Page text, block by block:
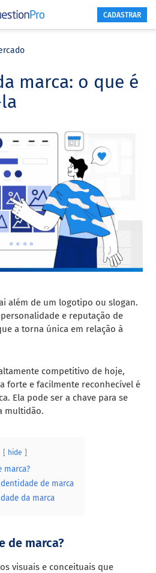
CADASTRAR
marca: o que é
além de um logotipo ou slogan.
e reputação de
a torna única em relação à
competitivo de hoje,
forte e facilmente reconhecível é
Ela pode ser a chave para se
multidão.
hide
marca?
de marca
da marca
de marca?
visuais e conceituais que